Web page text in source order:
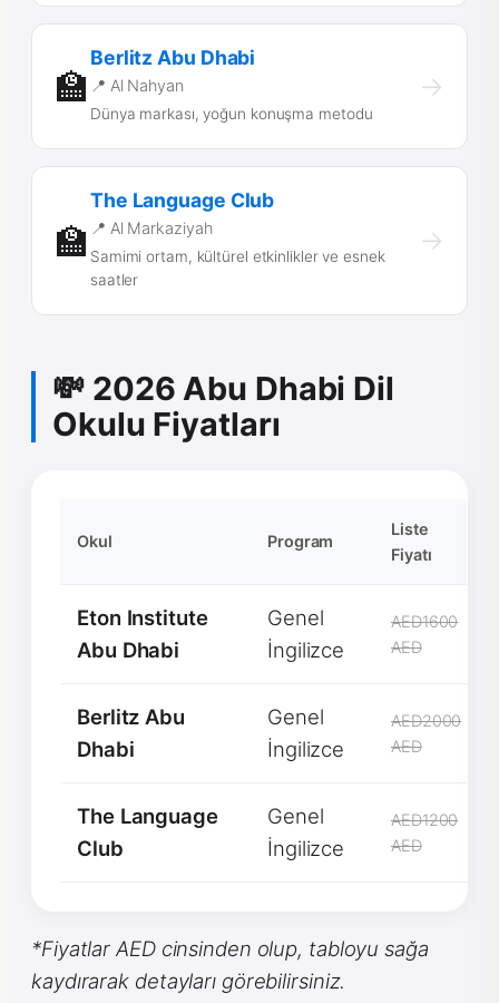
🏫
Berlitz Abu Dhabi
📍 Al Nahyan
Dünya markası, yoğun konuşma metodu
→
🏫
The Language Club
📍 Al Markaziyah
Samimi ortam, kültürel etkinlikler ve esnek
saatler
→
💸 2026 Abu Dhabi Dil
Okulu Fiyatları
Okul Program
Liste
Fiyatı
Eton Institute
Abu Dhabi
Genel
İngilizce
AED1600
AED
Berlitz Abu
Dhabi
Genel
İngilizce
AED2000
AED
The Language
Club
Genel
İngilizce
AED1200
AED
*Fiyatlar AED cinsinden olup, tabloyu sağa
kaydırarak detayları görebilirsiniz.